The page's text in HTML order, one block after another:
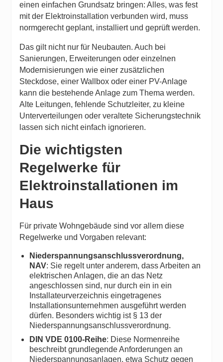
einen einfachen Grundsatz bringen: Alles, was fest
mit der Elektroinstallation verbunden wird, muss
normgerecht geplant, installiert und geprüft werden.
Das gilt nicht nur für Neubauten. Auch bei
Sanierungen, Erweiterungen oder einzelnen
Modernisierungen wie einer zusätzlichen
Steckdose, einer Wallbox oder einer PV-Anlage
kann die bestehende Anlage zum Thema werden.
Alte Leitungen, fehlende Schutzleiter, zu kleine
Unterverteilungen oder veraltete Sicherungstechnik
lassen sich nicht einfach ignorieren.
Die wichtigsten
Regelwerke für
Elektroinstallationen im
Haus
Für private Wohngebäude sind vor allem diese
Regelwerke und Vorgaben relevant:
Niederspannungsanschlussverordnung,
NAV: Sie regelt unter anderem, dass Arbeiten an
elektrischen Anlagen, die an das Netz
angeschlossen sind, nur durch ein in ein
Installateurverzeichnis eingetragenes
Installationsunternehmen ausgeführt werden
dürfen. Besonders wichtig ist § 13 der
Niederspannungsanschlussverordnung.
DIN VDE 0100-Reihe: Diese Normenreihe
beschreibt grundlegende Anforderungen an
Niederspannungsanlagen, etwa Schutz gegen